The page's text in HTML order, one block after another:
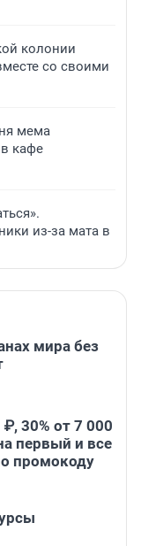
колонии
со своими
мема
кафе
из-за мата в
мира без
30% от 7 000
первый и все
промокоду